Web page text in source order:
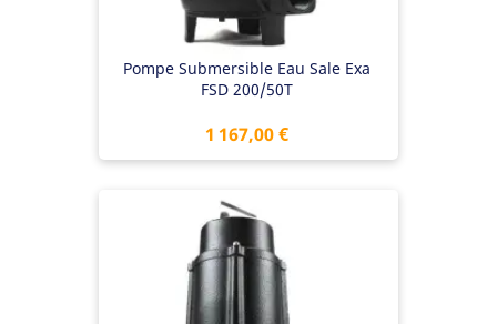
Pompe Submersible Eau Sale Exa
FSD 200/50T
Prix
1 167,00 €